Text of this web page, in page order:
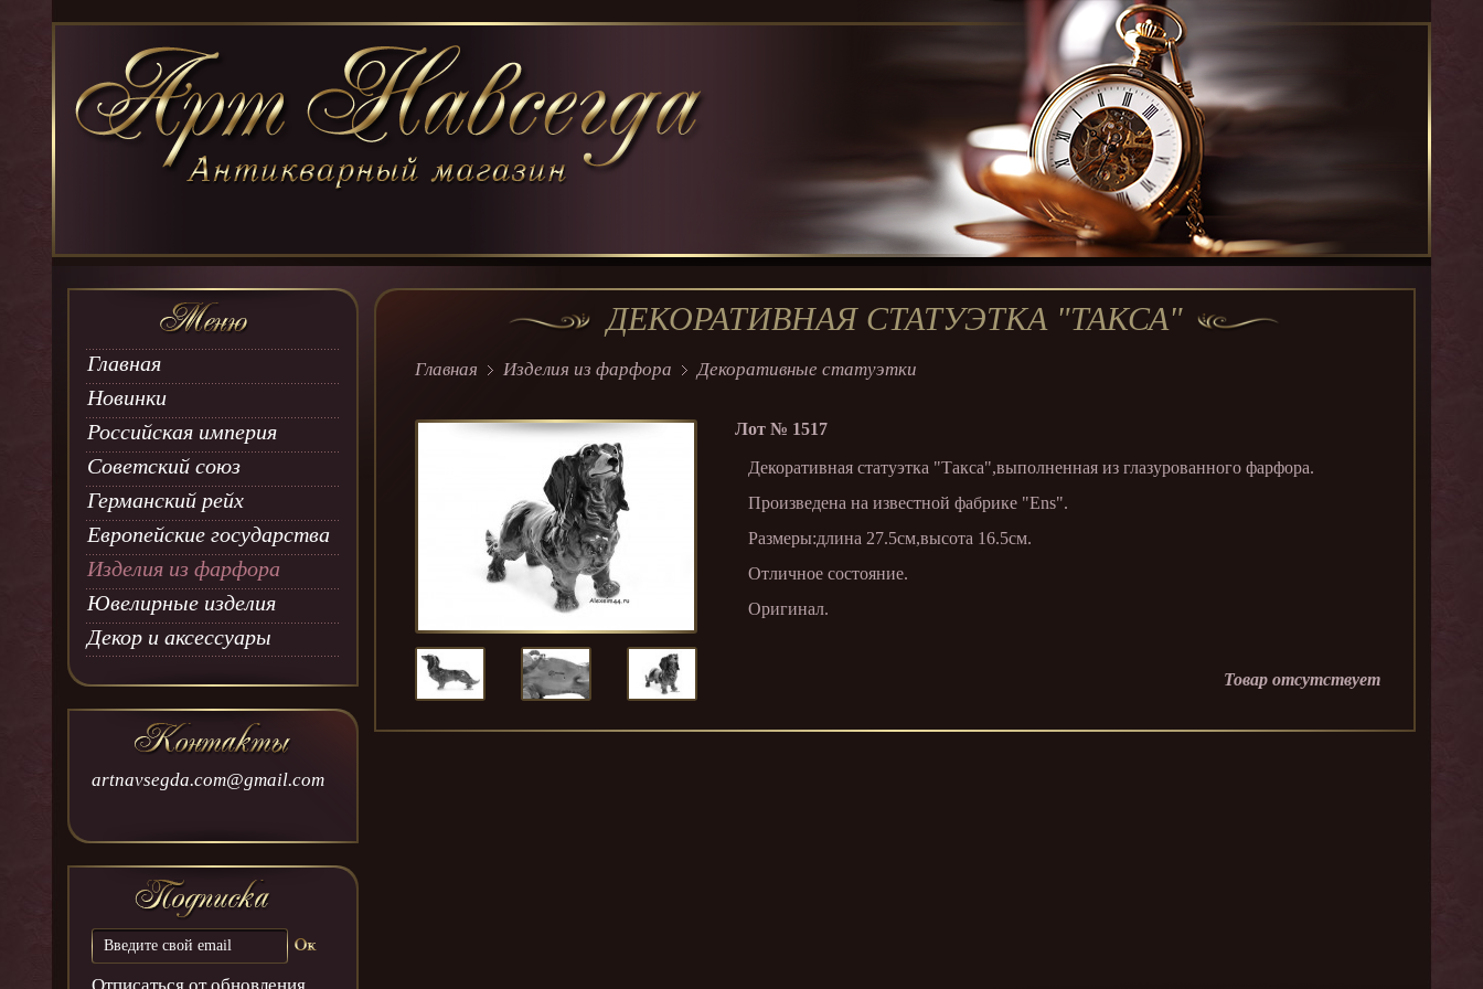
Главная
Новинки
Российская империя
Советский союз
Германский рейх
Европейские государства
Изделия из фарфора
Ювелирные изделия
Декор и аксессуары
artnavsegda.com@gmail.com
ДЕКОРАТИВНАЯ СТАТУЭТКА "ТАКСА"
Главная Изделия из фарфора Декоративные статуэтки
Лот № 1517
Декоративная статуэтка "Такса",выполненная из глазурованного фарфора.
Произведена на известной фабрике "Ens".
Размеры:длина 27.5см,высота 16.5см.
Отличное состояние.
Оригинал.
Товар отсутствует